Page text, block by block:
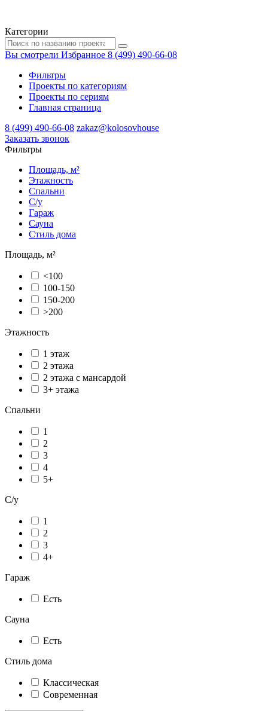
Категории
Вы смотрели Избранное 8 (499) 490-66-08
Фильтры
Проекты по категориям
Проекты по сериям
Главная страница
8 (499) 490-66-08 zakaz@kolosovhouse
3аказать звонок
Фильтры
Площадь, м²
Этажность
Спальни
С/у
Гараж
Сауна
Стиль дома
Площадь, м²
<100
100-150
150-200
>200
Этажность
1 этаж
2 этажа
2 этажа с мансардой
3+ этажа
Спальни
1
2
3
4
5+
С/у
1
2
3
4+
Гараж
Есть
Сауна
Есть
Стиль дома
Классическая
Современная